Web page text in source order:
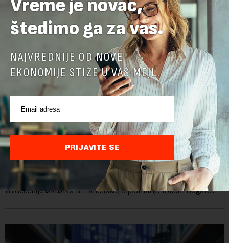
Ambasadorka Francuske: Napredak nije uklonio
sve prepreke
Od oktobra 2025. godine, funkciju ambasadorke Francuske u
Srbiji obavlja Florans Ferari, karijerna diplomatkinja sa više od
tri decenije iskustva u francuskoj diplomatiji. Tokom bogate
Vreme je novac,
štedimo ga za vas.
NAJVREDNIJE OD NOVE
EKONOMIJE STIŽE U VAŠ MEJL.
PRIJAVITE SE